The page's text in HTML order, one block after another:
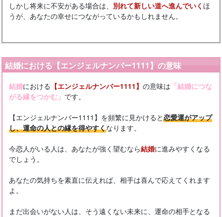
しかし将来に不安がある場合は、 別れて新しい道へ進んでいくほ
うが、あなたの幸せにつながっているかもしれません。
結婚における【エンジェルナンバー1111】の意味
結婚における 【エンジェルナンバー1111】の意味は 「結婚につな
がる縁をつかむ」 です。
【エンジェルナンバー1111】を頻繁に見かけると恋愛運がアップ
し、運命の人との縁を得やすくなります。
今恋人がいる人は、あなたが強く望むなら結婚に進みやすくなる
でしょう。
あなたの気持ちを素直に伝えれば、相手は喜んで応えてくれます
よ。
まだ出会いがない人は、そう遠くない未来に、運命の相手となる